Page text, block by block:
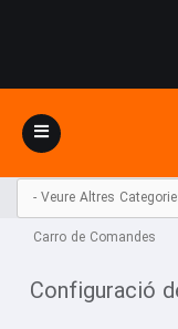
Toggle
navigation
Carro de Comandes
Configuració